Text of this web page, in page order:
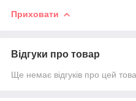
Приховати
Відгуки про товар
Ще немає відгуків про цей